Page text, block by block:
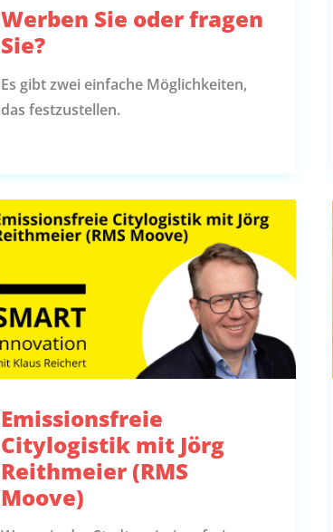
Werben Sie oder fragen
Sie?
Es gibt zwei einfache Möglichkeiten,
das festzustellen.
Emissionsfreie
Citylogistik mit Jörg
Reithmeier (RMS
Moove)